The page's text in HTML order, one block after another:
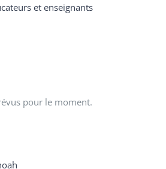
et enseignants
pour le moment.